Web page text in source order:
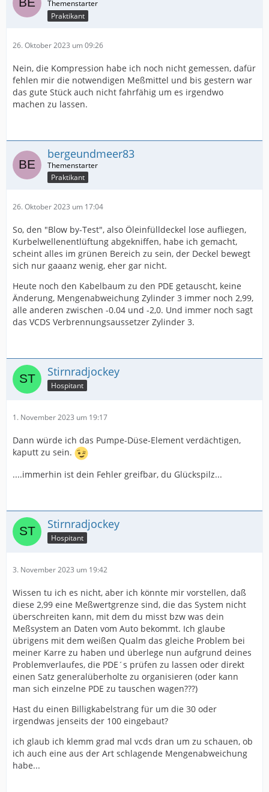
Praktikant
26. Oktober 2023 um 09:26
Nein, die Kompression habe ich noch nicht gemessen, dafür
fehlen mir die notwendigen Meßmittel und bis gestern war
das gute Stück auch nicht fahrfähig um es irgendwo
machen zu lassen.
bergeundmeer83
Praktikant
26. Oktober 2023 um 17:04
So, den "Blow by-Test", also Öleinfülldeckel lose aufliegen,
Kurbelwellenentlüftung abgekniffen, habe ich gemacht,
scheint alles im grünen Bereich zu sein, der Deckel bewegt
sich nur gaaanz wenig, eher gar nicht.
Heute noch den Kabelbaum zu den PDE getauscht, keine
Änderung, Mengenabweichung Zylinder 3 immer noch 2,99,
alle anderen zwischen -0.04 und -2,0. Und immer noch sagt
das VCDS Verbrennungsaussetzer Zylinder 3.
Stirnradjockey
Hospitant
1. November 2023 um 19:17
Dann würde ich das Pumpe-Düse-Element verdächtigen,
kaputt zu sein.
....immerhin ist dein Fehler greifbar, du Glückspilz...
Stirnradjockey
Hospitant
3. November 2023 um 19:42
Wissen tu ich es nicht, aber ich könnte mir vorstellen, daß
diese 2,99 eine Meßwertgrenze sind, die das System nicht
überschreiten kann, mit dem du misst bzw was dein
Meßsystem an Daten vom Auto bekommt. Ich glaube
übrigens mit dem weißen Qualm das gleiche Problem bei
meiner Karre zu haben und überlege nun aufgrund deines
Problemverlaufes, die PDE´s prüfen zu lassen oder direkt
einen Satz generalüberholte zu organisieren (oder kann
man sich einzelne PDE zu tauschen wagen???)
Hast du einen Billigkabelstrang für um die 30 oder
irgendwas jenseits der 100 eingebaut?
ich glaub ich klemm grad mal vcds dran um zu schauen, ob
ich auch eine aus der Art schlagende Mengenabweichung
habe...